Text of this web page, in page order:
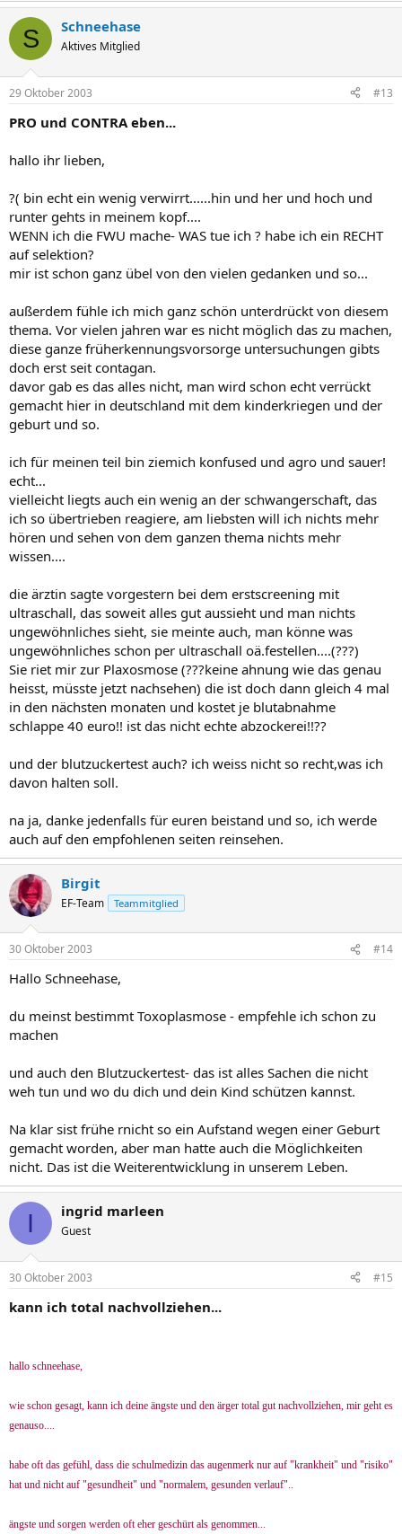
S Schneehase
Aktives Mitglied
29 Oktober 2003 #13
PRO und CONTRA eben...
hallo ihr lieben,
?( bin echt ein wenig verwirrt......hin und her und hoch und
runter gehts in meinem kopf....
WENN ich die FWU mache- WAS tue ich ? habe ich ein RECHT
auf selektion?
mir ist schon ganz übel von den vielen gedanken und so...
außerdem fühle ich mich ganz schön unterdrückt von diesem
thema. Vor vielen jahren war es nicht möglich das zu machen,
diese ganze früherkennungsvorsorge untersuchungen gibts
doch erst seit contagan.
davor gab es das alles nicht, man wird schon echt verrückt
gemacht hier in deutschland mit dem kinderkriegen und der
geburt und so.
ich für meinen teil bin ziemich konfused und agro und sauer!
echt...
vielleicht liegts auch ein wenig an der schwangerschaft, das
ich so übertrieben reagiere, am liebsten will ich nichts mehr
hören und sehen von dem ganzen thema nichts mehr
wissen....
die ärztin sagte vorgestern bei dem erstscreening mit
ultraschall, das soweit alles gut aussieht und man nichts
ungewöhnliches sieht, sie meinte auch, man könne was
ungewöhnliches schon per ultraschall oä.festellen....(???)
Sie riet mir zur Plaxosmose (???keine ahnung wie das genau
heisst, müsste jetzt nachsehen) die ist doch dann gleich 4 mal
in den nächsten monaten und kostet je blutabnahme
schlappe 40 euro!! ist das nicht echte abzockerei!!??
und der blutzuckertest auch? ich weiss nicht so recht,was ich
davon halten soll.
na ja, danke jedenfalls für euren beistand und so, ich werde
auch auf den empfohlenen seiten reinsehen.
Birgit
EF-Team Teammitglied
30 Oktober 2003 #14
Hallo Schneehase,
du meinst bestimmt Toxoplasmose - empfehle ich schon zu
machen
und auch den Blutzuckertest- das ist alles Sachen die nicht
weh tun und wo du dich und dein Kind schützen kannst.
Na klar sist frühe rnicht so ein Aufstand wegen einer Geburt
gemacht worden, aber man hatte auch die Möglichkeiten
nicht. Das ist die Weiterentwicklung in unserem Leben.
I ingrid marleen
Guest
30 Oktober 2003 #15
kann ich total nachvollziehen...
hallo schneehase,
wie schon gesagt, kann ich deine ängste und den ärger total gut nachvollziehen, mir geht es
genauso....
habe oft das gefühl, dass die schulmedizin das augenmerk nur auf "krankheit" und "risiko"
hat und nicht auf "gesundheit" und "normalem, gesunden verlauf"..
ängste und sorgen werden oft eher geschürt als genommen...